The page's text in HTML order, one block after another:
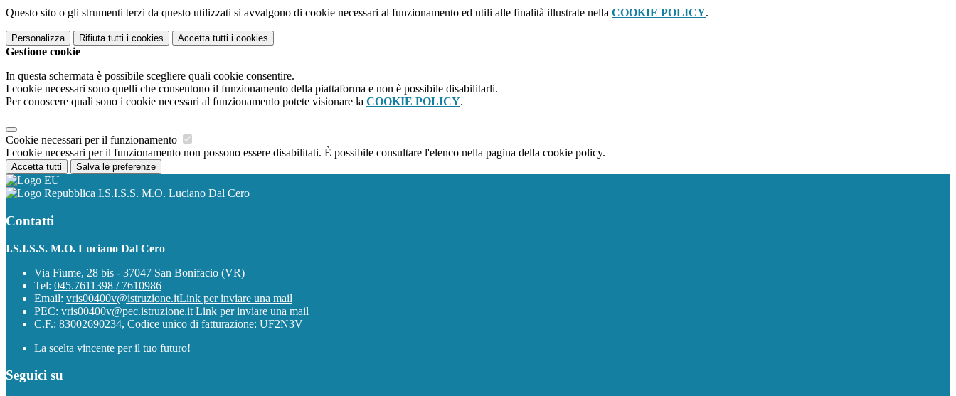
Questo sito o gli strumenti terzi da questo utilizzati si avvalgono di cookie necessari al funzionamento ed utili alle finalità illustrate nella COOKIE POLICY.
Personalizza Rifiuta tutti i cookies Accetta tutti i cookies
Gestione cookie
In questa schermata è possibile scegliere quali cookie consentire.
I cookie necessari sono quelli che consentono il funzionamento della piattaforma e non è possibile disabilitarli.
Per conoscere quali sono i cookie necessari al funzionamento potete visionare la COOKIE POLICY.
Cookie necessari per il funzionamento
I cookie necessari per il funzionamento non possono essere disabilitati. È possibile consultare l'elenco nella pagina della cookie policy.
Accetta tutti Salva le preferenze
I.S.I.S.S. M.O. Luciano Dal Cero
Contatti
I.S.I.S.S. M.O. Luciano Dal Cero
Via Fiume, 28 bis - 37047 San Bonifacio (VR)
Tel: 045.7611398 / 7610986
Email: vris00400v@istruzione.itLink per inviare una mail
PEC: vris00400v@pec.istruzione.it Link per inviare una mail
C.F.: 83002690234, Codice unico di fatturazione: UF2N3V
La scelta vincente per il tuo futuro!
Seguici su